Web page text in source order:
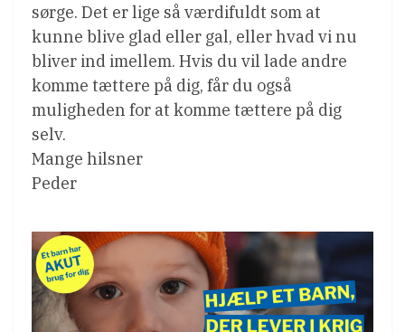
sørge. Det er lige så værdifuldt som at
kunne blive glad eller gal, eller hvad vi nu
bliver ind imellem. Hvis du vil lade andre
komme tættere på dig, får du også
muligheden for at komme tættere på dig
selv.
Mange hilsner
Peder